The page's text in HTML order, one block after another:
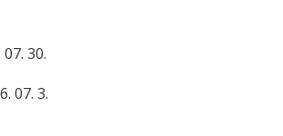
30.
07. 3.